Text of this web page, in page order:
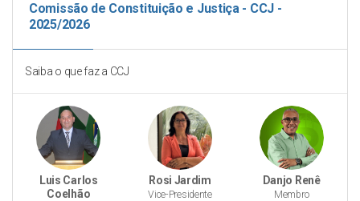
Comissão de Constituição e Justiça - CCJ -
2025/2026
Saiba o que faz a CCJ
Luis Carlos
Coelhão
Rosi Jardim
Vice-Presidente
Danjo Renê
Membro